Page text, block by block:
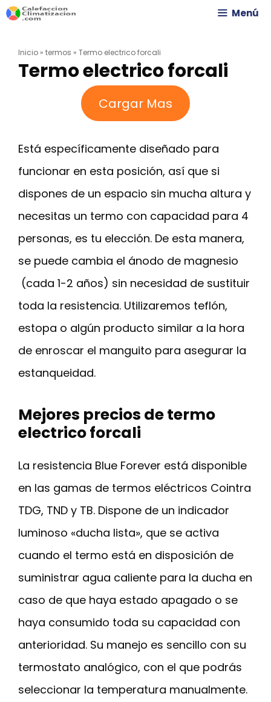
Saltar
contenido
Menú
Inicio » termos » Termo electrico forcali
Termo electrico forcali
Cargar Mas
Está específicamente diseñado para
funcionar en esta posición, así que si
dispones de un espacio sin mucha altura y
necesitas un termo con capacidad para 4
personas, es tu elección. De esta manera,
se puede cambia el ánodo de magnesio
(cada 1-2 años) sin necesidad de sustituir
toda la resistencia. Utilizaremos teflón,
estopa o algún producto similar a la hora
de enroscar el manguito para asegurar la
estanqueidad.
Mejores precios de termo
electrico forcali
La resistencia Blue Forever está disponible
en las gamas de termos eléctricos Cointra
TDG, TND y TB. Dispone de un indicador
luminoso «ducha lista», que se activa
cuando el termo está en disposición de
suministrar agua caliente para la ducha en
caso de que haya estado apagado o se
haya consumido toda su capacidad con
anterioridad. Su manejo es sencillo con su
termostato analógico, con el que podrás
seleccionar la temperatura manualmente.